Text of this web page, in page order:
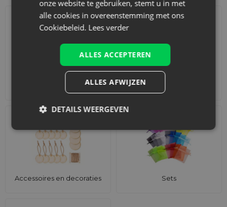
Adventskalenders Katoenen zakjes
Accessoires en decoraties Sets
onze website te gebruiken, stemt u in met
alle cookies in overeenstemming met ons
Cookiebeleid. Lees verder
ALLES ACCEPTEREN
ALLES AFWIJZEN
DETAILS WEERGEVEN